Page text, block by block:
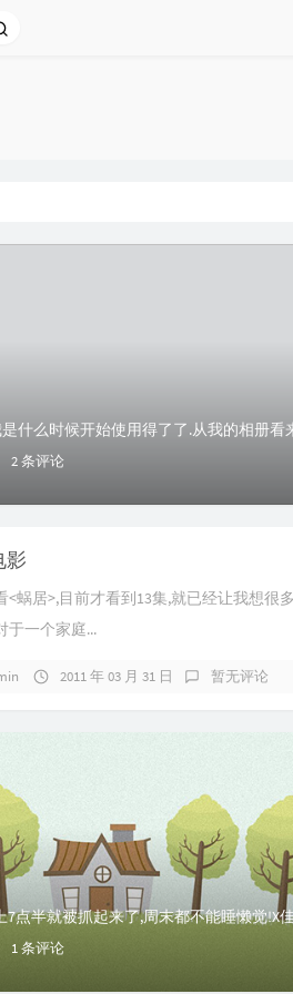
2 条评论
影
<蜗居>,目前才看到13集,就已经让我想很
于一个家庭...
2011 年 03 月 31 日 暂无评论
1 条评论